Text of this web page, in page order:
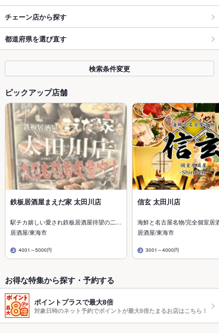
チェーン店から探す
都道府県を選び直す
検索条件変更
ピックアップ店舗
鉄板居酒屋まえだ家 太田川店
駅チカ嬉しい愛され鉄板居酒屋待望の二…
居酒屋/東海市
4001～5000円
信玄 太田川店
海鮮と名古屋名物/完全個室居
居酒屋/東海市
3001～4000円
お得な特集から探す・予約する
ポイントプラスで最大8倍
対象日時のネット予約でポイントが最大8倍たまるお店はこちら！